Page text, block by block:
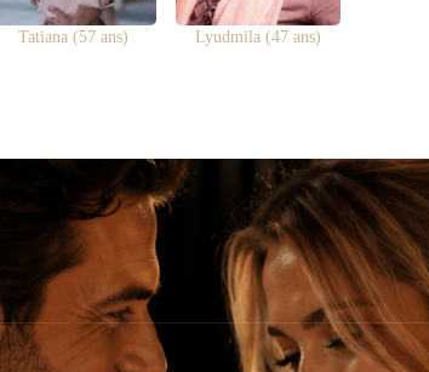
Tatiana (57 ans) Lyudmila (47 ans)